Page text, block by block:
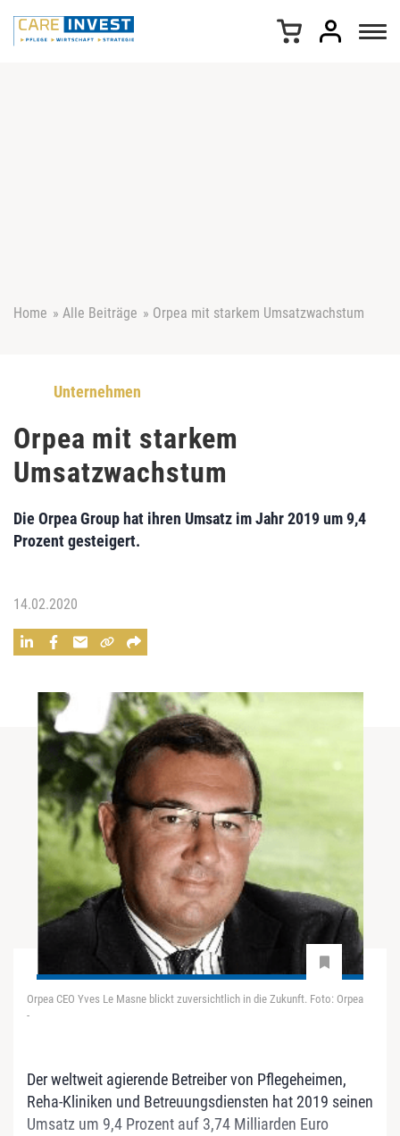
Home » Alle Beiträge » Orpea mit starkem Umsatzwachstum
Unternehmen
Orpea mit starkem
Umsatzwachstum
Die Orpea Group hat ihren Umsatz im Jahr 2019 um 9,4
Prozent gesteigert.
14.02.2020
Orpea CEO Yves Le Masne blickt zuversichtlich in die Zukunft. Foto: Orpea
-
Der weltweit agierende Betreiber von Pflegeheimen,
Reha-Kliniken und Betreuungsdiensten hat 2019 seinen
Umsatz um 9,4 Prozent auf 3,74 Milliarden Euro